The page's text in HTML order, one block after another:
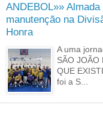
ANDEBOL»»
manutenção na
Honra
A uma
SÃO JOÃO
QUE
foi a S...